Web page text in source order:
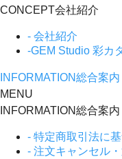
CONCEPT会社紹介
- 会社紹介
-GEM Studio 彩カ
INFORMATION総合案内
MENU
INFORMATION総合案内
- 特定商取引法に
- 注文キャンセル